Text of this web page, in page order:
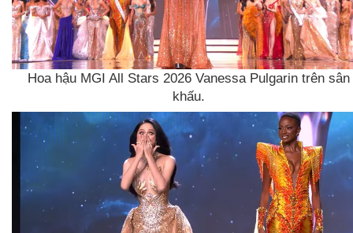
Hoa hậu MGI All Stars 2026 Vanessa Pulgarin trên sân
khấu.